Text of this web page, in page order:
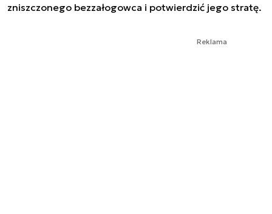
zniszczonego bezzałogowca i potwierdzić jego stratę.
Reklama